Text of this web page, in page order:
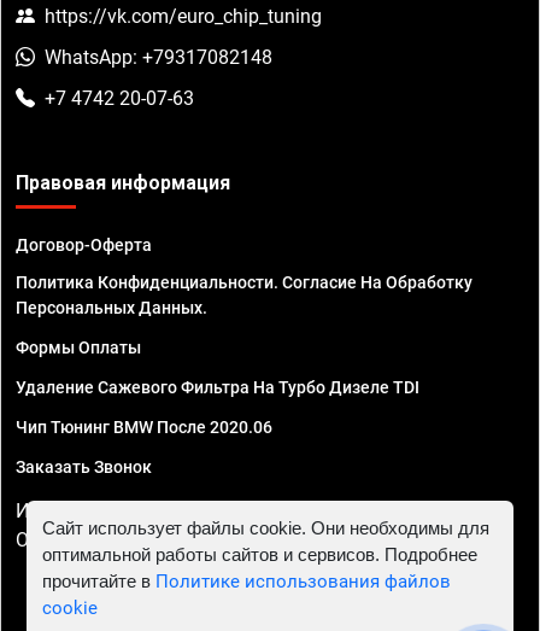
https://vk.com/euro_chip_tuning
WhatsApp: +79317082148
+7 4742 20-07-63
Правовая информация
Договор-Оферта
Политика Конфиденциальности. Согласие На Обработку
Персональных Данных.
Формы Оплаты
Удаление Сажевого Фильтра На Турбо Дизеле TDI
Чип Тюнинг BMW После 2020.06
Заказать Звонок
ИП Смирнов Георгий Павлович. ИНН 781302555843,
ОГРНИП 324470400032610
Сайт использует файлы cookie. Они необходимы для
оптимальной работы сайтов и сервисов. Подробнее
прочитайте в Политике использования файлов
cookie